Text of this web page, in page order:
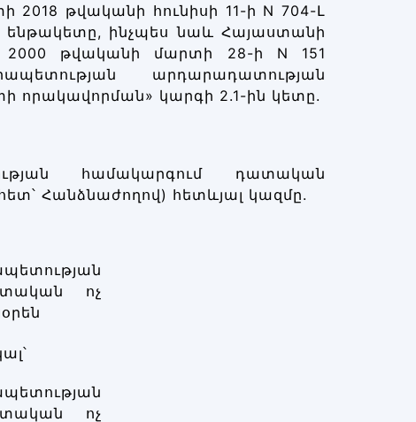
թվականի հունիսի 11-ի N 704-Լ
ենթակետը, ինչպես նաև Հայաստանի
թվականի մարտի 28-ի N 151
արդարադատության
կարգի 2.1-ին կետը.
համակարգում դատական
Հանձնաժողով) հետևյալ կազմը.
ոչ
ոչ